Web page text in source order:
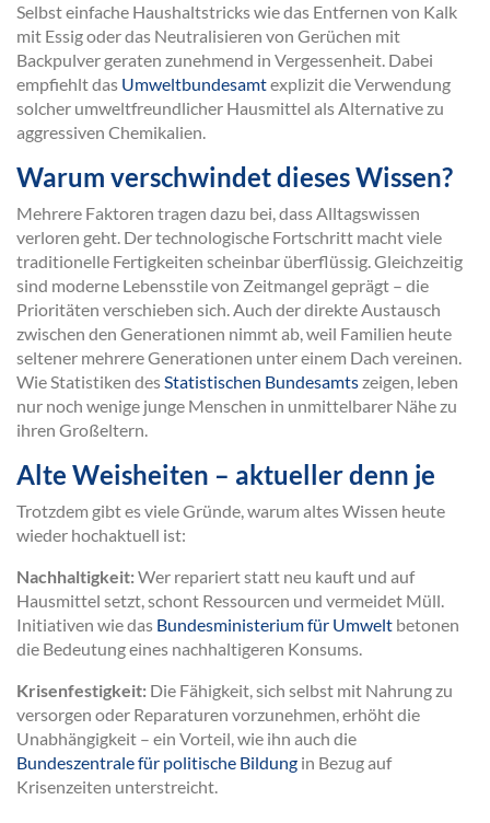
Selbst einfache Haushaltstricks wie das Entfernen von Kalk
mit Essig oder das Neutralisieren von Gerüchen mit
Backpulver geraten zunehmend in Vergessenheit. Dabei
empfiehlt das Umweltbundesamtexplizit die Verwendung
solcher umweltfreundlicher Hausmittel als Alternative zu
aggressiven Chemikalien.
Warum verschwindet dieses Wissen?
Mehrere Faktoren tragen dazu bei, dass Alltagswissen
verloren geht. Der technologische Fortschritt macht viele
traditionelle Fertigkeiten scheinbar überflüssig. Gleichzeitig
sind moderne Lebensstile von Zeitmangel geprägt – die
Prioritäten verschieben sich. Auch der direkte Austausch
zwischen den Generationen nimmt ab, weil Familien heute
seltener mehrere Generationen unter einem Dach vereinen.
Wie Statistiken desStatistischen Bundesamtszeigen, leben
nur noch wenige junge Menschen in unmittelbarer Nähe zu
ihren Großeltern.
Alte Weisheiten – aktueller denn je
Trotzdem gibt es viele Gründe, warum altes Wissen heute
wieder hochaktuell ist:
Nachhaltigkeit:Wer repariert statt neu kauft und auf
Hausmittel setzt, schont Ressourcen und vermeidet Müll.
Initiativen wie das Bundesministerium für Umwelt betonen
die Bedeutung eines nachhaltigeren Konsums.
Krisenfestigkeit: Die Fähigkeit, sich selbst mit Nahrung zu
versorgen oder Reparaturen vorzunehmen, erhöht die
Unabhängigkeit – ein Vorteil, wie ihn auch die
Bundeszentrale für politische Bildung in Bezug auf
Krisenzeiten unterstreicht.